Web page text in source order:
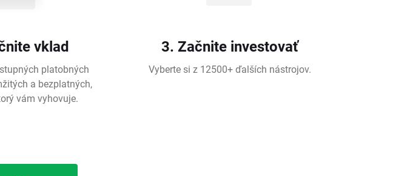
vklad
platobných
a bezplatných,
vám vyhovuje.
3. Začnite investovať
Vyberte si z 12500+ ďalších nástrojov.